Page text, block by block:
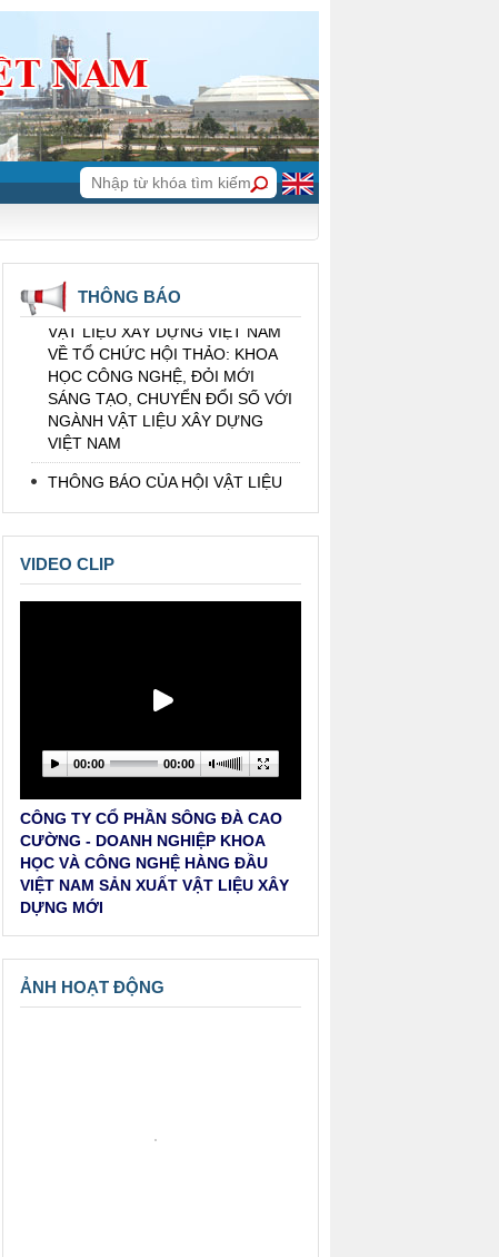
THÔNG BÁO
THÔNG BÁO CỦA HỘI VẬT LIỆU
XÂY DỰNG VIỆT NAM VỀ VIỆC BỔ
NHIỆM TRƯỞNG BAN ĐỐI NGOẠI
THÔNG BÁO (NHẮC LẠI) CỦA HỘI
VẬT LIỆU XÂY DỰNG VIỆT NAM
VỀ TỔ CHỨC HỘI THẢO: KHOA
HỌC CÔNG NGHỆ, ĐỎI MỚI
SÁNG TẠO, CHUYỂN ĐỔI SỐ VỚI
NGÀNH VẬT LIỆU XÂY DỰNG
VIỆT NAM
THÔNG BÁO CỦA HỘI VẬT LIỆU
XÂY DỰNG VIỆT NAM VỀ KẾ
Thông báo của Hội Vật liệu xây
XÂY DỰNG VIỆT NAM VỀ VIỆC BỔ
NHIỆM TRƯỞNG BAN ĐỐI NGOẠI
THÔNG BÁO TIN BUỒN
THÔNG BÁO (NHẮC LẠI) CỦA HỘI
VẬT LIỆU XÂY DỰNG VIỆT NAM
VỀ TỔ CHỨC HỘI THẢO: KHOA
HỌC CÔNG NGHỆ, ĐỎI MỚI
SÁNG TẠO, CHUYỂN ĐỔI SỐ VỚI
NGÀNH VẬT LIỆU XÂY DỰNG
VIỆT NAM
VIDEO CLIP
00:00 00:00
CÔNG TY CỔ PHẦN SÔNG ĐÀ CAO
CƯỜNG - DOANH NGHIỆP KHOA
HỌC VÀ CÔNG NGHỆ HÀNG ĐẦU
VIỆT NAM SẢN XUẤT VẬT LIỆU XÂY
DỰNG MỚI
ẢNH HOẠT ĐỘNG